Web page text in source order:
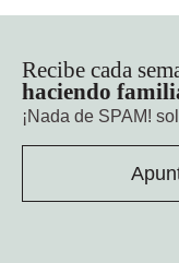
Recibe cada
haciendo
¡Nada de SPAM!